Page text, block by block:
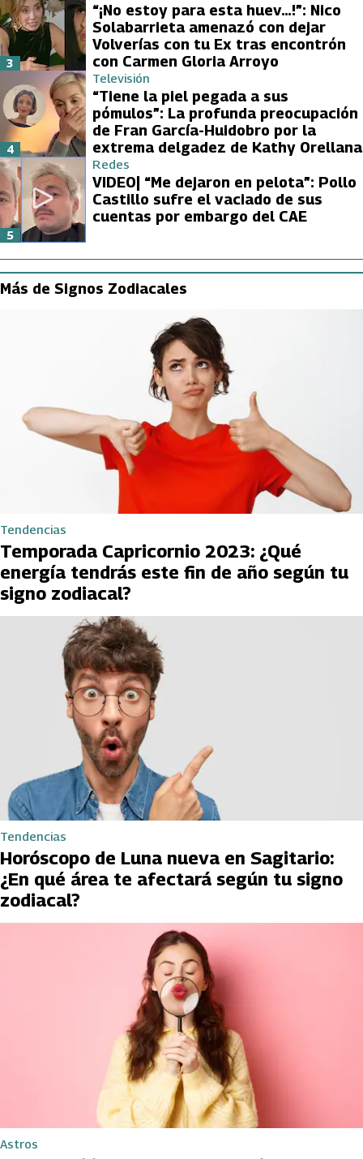
“¡No estoy para esta huev…!”: Nico
Solabarrieta amenazó con dejar
Volverías con tu Ex tras encontrón
con Carmen Gloria Arroyo
3
Televisión
“Tiene la piel pegada a sus
pómulos”: La profunda preocupación
de Fran García-Huidobro por la
extrema delgadez de Kathy Orellana
4
Redes
VIDEO| “Me dejaron en pelota”: Pollo
Castillo sufre el vaciado de sus
cuentas por embargo del CAE
5
Más de Signos Zodiacales
Tendencias
Temporada Capricornio 2023: ¿Qué
energía tendrás este fin de año según tu
signo zodiacal?
Tendencias
Horóscopo de Luna nueva en Sagitario:
¿En qué área te afectará según tu signo
zodiacal?
Astros